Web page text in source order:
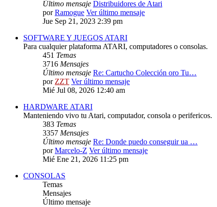
Último mensaje Distribuidores de Atari
porRamogue Ver último mensaje
Jue Sep 21, 2023 2:39 pm
SOFTWARE Y JUEGOS ATARI
Para cualquier plataforma ATARI, computadores o consolas.
451 Temas
3716 Mensajes
Último mensaje Re: Cartucho Colección oro Tu…
porZZT Ver último mensaje
Mié Jul 08, 2026 12:40 am
HARDWARE ATARI
Manteniendo vivo tu Atari, computador, consola o perifericos.
383 Temas
3357 Mensajes
Último mensaje Re: Donde puedo conseguir ua …
porMarcelo-Z Ver último mensaje
Mié Ene 21, 2026 11:25 pm
CONSOLAS
Temas
Mensajes
Último mensaje